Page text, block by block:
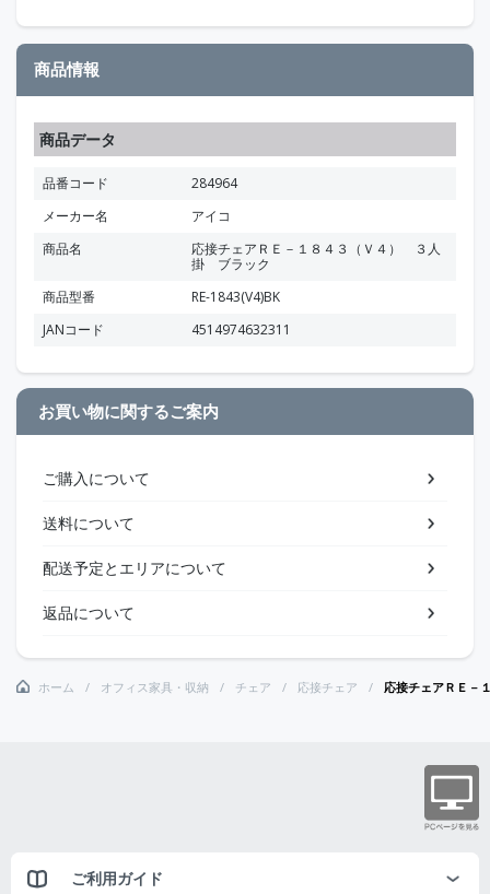
商品情報
商品データ
品番コード
284964
メーカー名
アイコ
商品名
応接チェアＲＥ－１８４３（Ｖ４） ３人
掛 ブラック
商品型番
RE-1843(V4)BK
JANコード
4514974632311
お買い物に関するご案内
ご購入について
送料について
配送予定とエリアについて
返品について
ホーム オフィス家具・収納 チェア 応接チェア 応接チェアＲＥ
ご利用ガイド